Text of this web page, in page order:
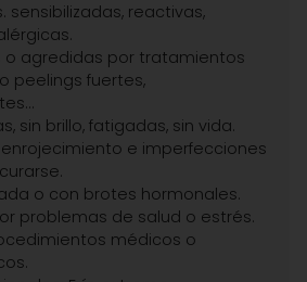
sensibilizadas, reactivas,
o agredidas por tratamientos
peelings fuertes,
sin brillo, fatigadas, sin vida.
enrojecimiento e imperfecciones
o con brotes hormonales.
problemas de salud o estrés.
médicos o